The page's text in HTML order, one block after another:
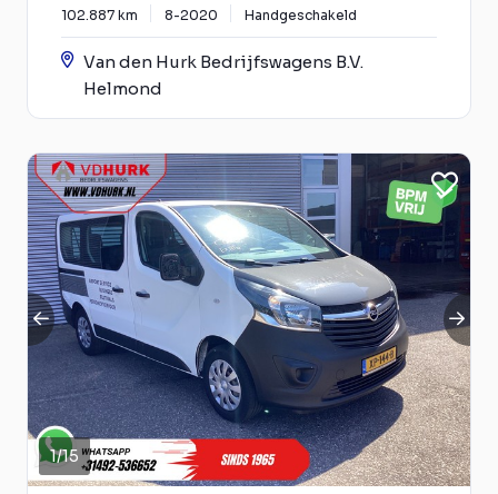
102.887 km 8-2020 Handgeschakeld
Van den Hurk Bedrijfswagens B.V.
Helmond
1/15